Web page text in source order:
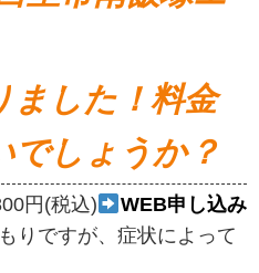
ました！料金
でしょうか？
円(税込)
WEB申し込み
りですが、症状によって